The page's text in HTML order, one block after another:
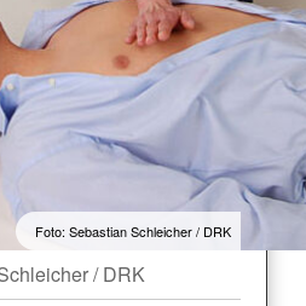
Foto: Sebastian Schleicher / DRK
/ DRK